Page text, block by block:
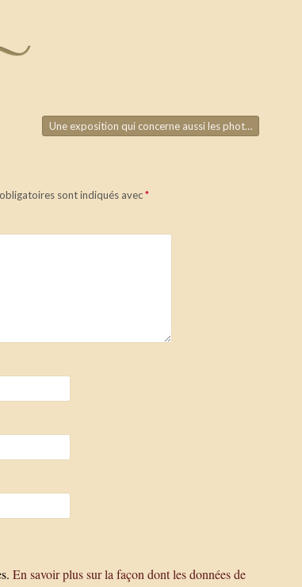
Une exposition qui concerne aussi les photographes.
sont indiqués avec*
En savoir plus sur la façon dont les données de